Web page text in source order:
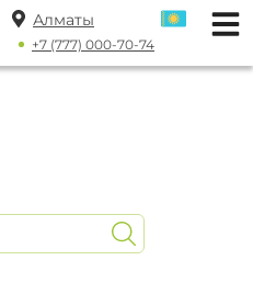
Алматы
+7 (777) 000-70-74